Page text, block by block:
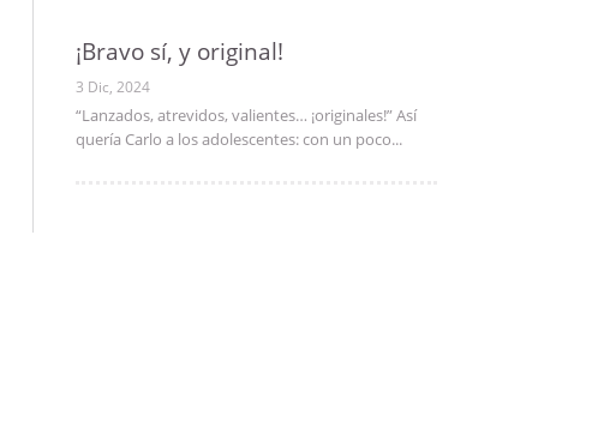
¡Bravo sí, y original!
3 Dic, 2024
“Lanzados, atrevidos, valientes… ¡originales!” Así
quería Carlo a los adolescentes: con un poco...